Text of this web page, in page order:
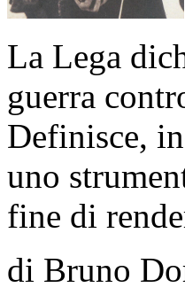
La Lega
guerra
Definisce,
uno
fine di
di Bruno